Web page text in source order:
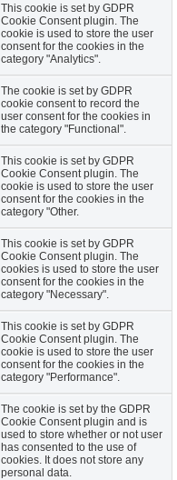
This cookie is set by GDPR
Cookie Consent plugin. The
cookie is used to store the user
consent for the cookies in the
category "Analytics".
The cookie is set by GDPR
cookie consent to record the
user consent for the cookies in
the category "Functional".
This cookie is set by GDPR
Cookie Consent plugin. The
cookie is used to store the user
consent for the cookies in the
category "Other.
This cookie is set by GDPR
Cookie Consent plugin. The
cookies is used to store the user
consent for the cookies in the
category "Necessary".
This cookie is set by GDPR
Cookie Consent plugin. The
cookie is used to store the user
consent for the cookies in the
category "Performance".
The cookie is set by the GDPR
Cookie Consent plugin and is
used to store whether or not user
has consented to the use of
cookies. It does not store any
personal data.